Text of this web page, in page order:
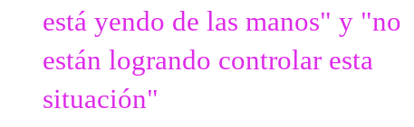
está yendo de las manos" y "no
están logrando controlar esta
situación"